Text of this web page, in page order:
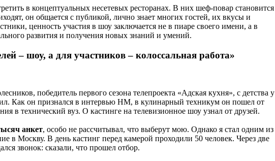
в концептуальных несетевых ресторанах. В них шеф-повар становится
он общается с публикой, лично знает многих гостей, их вкусы и
ценность участия в шоу заключается не в пиаре своего имени, а в
развития и получения новых знаний и умений.
– шоу, а для участников – колоссальная работа»
победитель первого сезона телепроекта «Адская кухня», с детства у
Как он признался в интервью HM, в кулинарный техникум он пошел от
в технический вуз. О кастинге на телевизионное шоу узнал от друзей.
анкет, особо не рассчитывал, что выберут мою. Однако я стал одним из
в Москву. В день кастинг перед камерой проходили 50 человек. Через две
звонок: сказали, что прошел отбор.